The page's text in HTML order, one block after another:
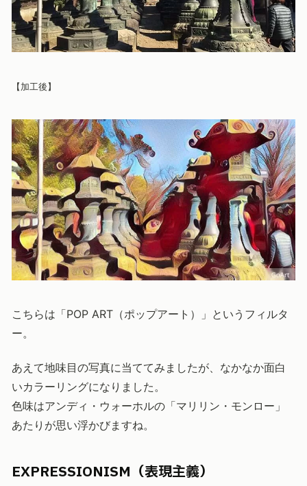
【加工後】
こちらは「POP ART（ポップアート）」というフィルタ
ー。
あえて地味目の写真に当ててみましたが、なかなか面白
いカラーリングになりました。
色味はアンディ・ウォーホルの「マリリン・モンロー」
あたりが思い浮かびますね。
EXPRESSIONISM（表現主義）